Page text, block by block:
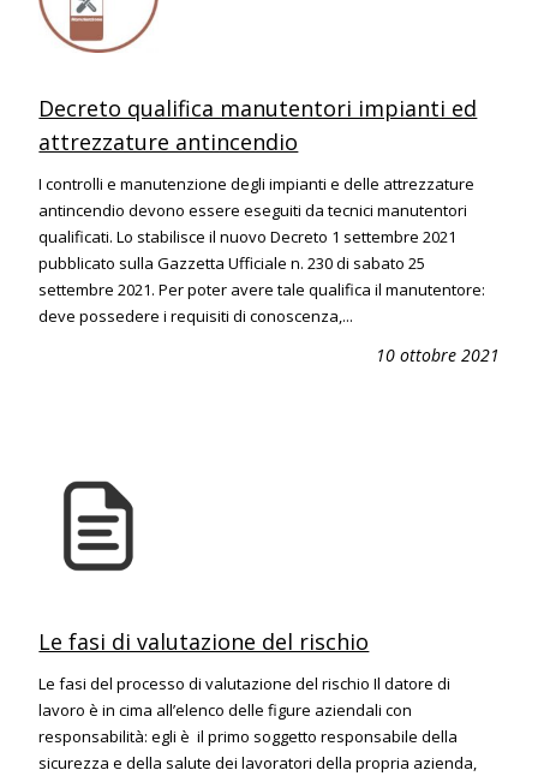
Decreto qualifica manutentori impianti ed
attrezzature antincendio
I controlli e manutenzione degli impianti e delle attrezzature
antincendio devono essere eseguiti da tecnici manutentori
qualificati. Lo stabilisce il nuovo Decreto 1 settembre 2021
pubblicato sulla Gazzetta Ufficiale n. 230 di sabato 25
settembre 2021. Per poter avere tale qualifica il manutentore:
deve possedere i requisiti di conoscenza,...
10 ottobre 2021
Le fasi di valutazione del rischio
Le fasi del processo di valutazione del rischio Il datore di
lavoro è in cima all’elenco delle figure aziendali con
responsabilità: egli è il primo soggetto responsabile della
sicurezza e della salute dei lavoratori della propria azienda,